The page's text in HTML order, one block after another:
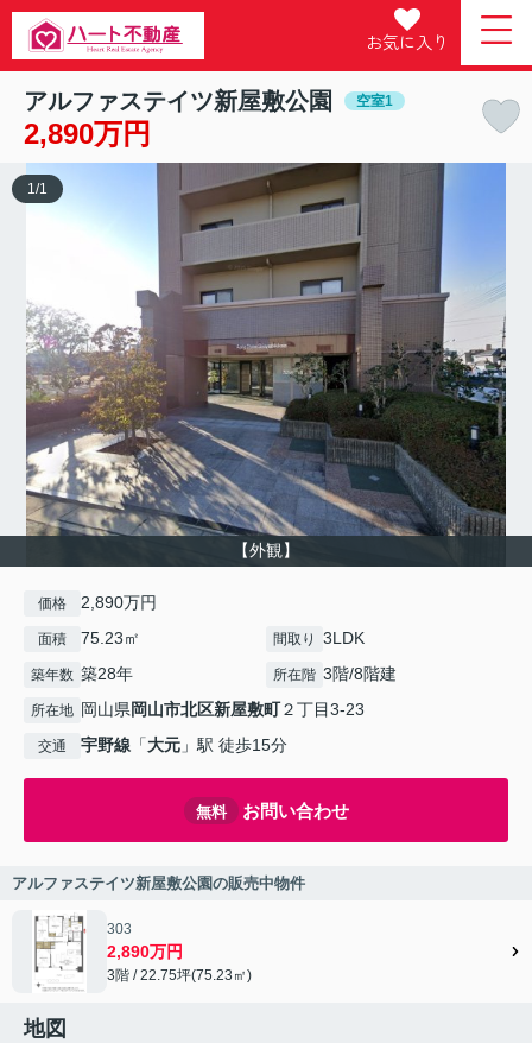
お気に入り
アルファステイツ新屋敷公園 空室1
2,890万円
【外観】
1 /1
価格 2,890万円
面積 75.23㎡ 間取り 3LDK
築年数 築28年 所在階 3階/8階建
所在地 岡山県岡山市北区新屋敷町２丁目3-23
交通 宇野線 「大元 」駅 徒歩15分
無料 お問い合わせ
アルファステイツ新屋敷公園の販売中物件
303
2,890万円
3階 / 22.75坪(75.23㎡)
地図